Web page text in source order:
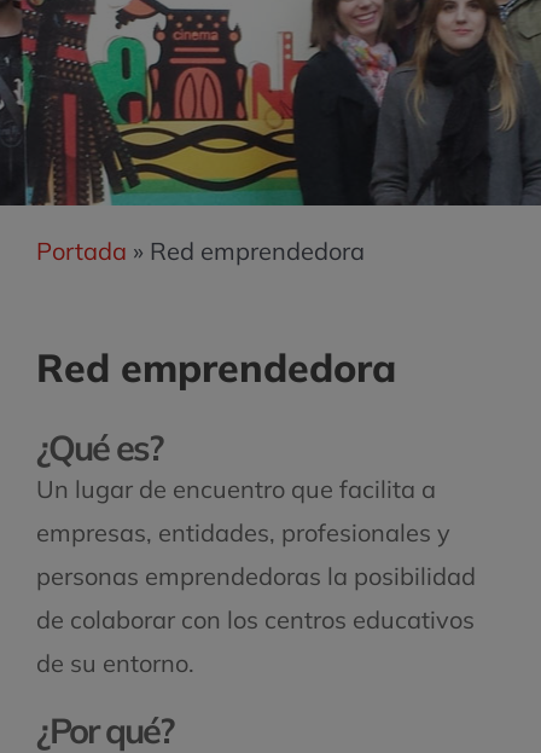
Portada » Red emprendedora
Red emprendedora
¿Qué es?
Un lugar de encuentro que facilita a
empresas, entidades, profesionales y
personas emprendedoras la posibilidad
de colaborar con los centros educativos
de su entorno.
¿Por qué?